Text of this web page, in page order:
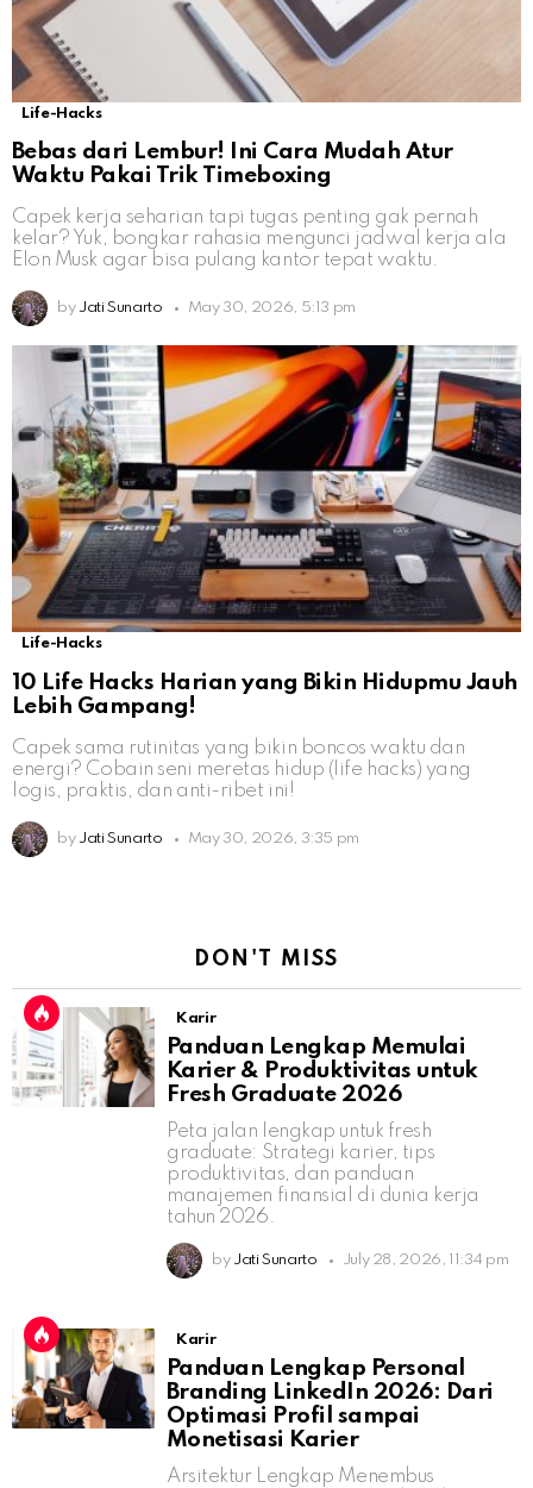
Life-Hacks
Bebas dari Lembur! Ini Cara Mudah Atur
Waktu Pakai Trik Timeboxing
Capek kerja seharian tapi tugas penting gak pernah
kelar? Yuk, bongkar rahasia mengunci jadwal kerja ala
Elon Musk agar bisa pulang kantor tepat waktu.
by Jati Sunarto May 30, 2026, 5:13 pm
Life-Hacks
10 Life Hacks Harian yang Bikin Hidupmu Jauh
Lebih Gampang!
Capek sama rutinitas yang bikin boncos waktu dan
energi? Cobain seni meretas hidup (life hacks) yang
logis, praktis, dan anti-ribet ini!
by Jati Sunarto May 30, 2026, 3:35 pm
DON'T MISS
Karir
Panduan Lengkap Memulai
Karier & Produktivitas untuk
Fresh Graduate 2026
Peta jalan lengkap untuk fresh
graduate: Strategi karier, tips
produktivitas, dan panduan
manajemen finansial di dunia kerja
tahun 2026.
by Jati Sunarto July 28, 2026, 11:34 pm
Karir
Panduan Lengkap Personal
Branding LinkedIn 2026: Dari
Optimasi Profil sampai
Monetisasi Karier
Arsitektur Lengkap Menembus